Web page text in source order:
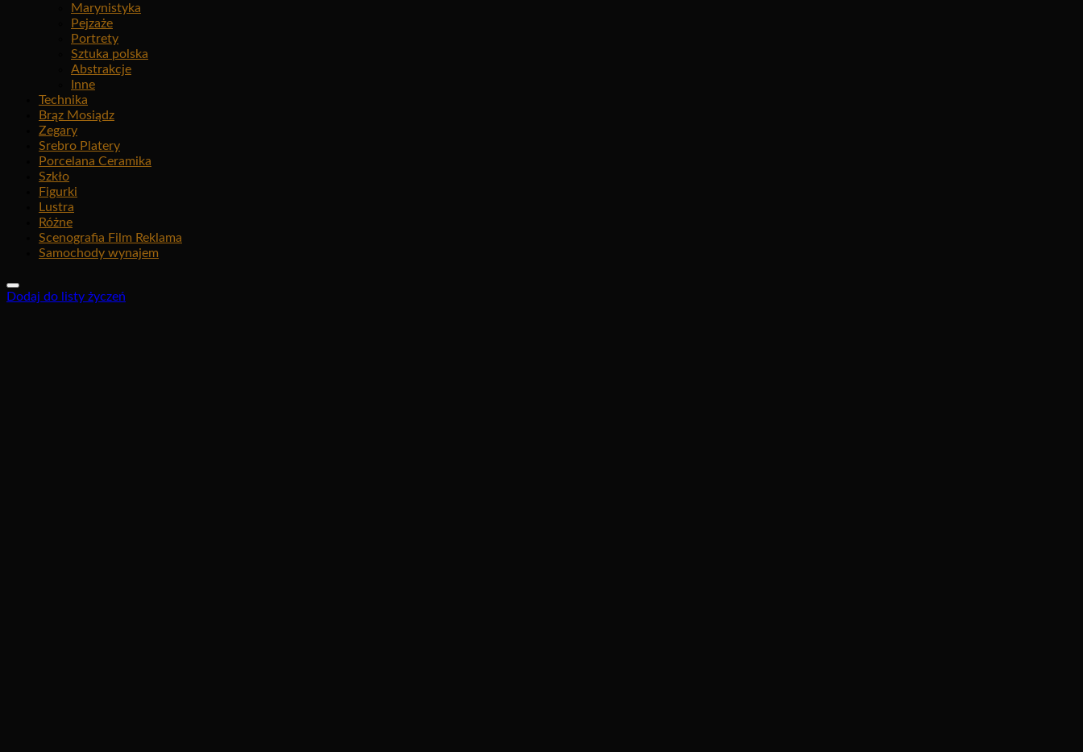
Marynistyka
Pejzaże
Portrety
Sztuka polska
Abstrakcje
Inne
Technika
Brąz Mosiądz
Zegary
Srebro Platery
Porcelana Ceramika
Szkło
Figurki
Lustra
Różne
Scenografia Film Reklama
Samochody wynajem
Dodaj do listy życzeń